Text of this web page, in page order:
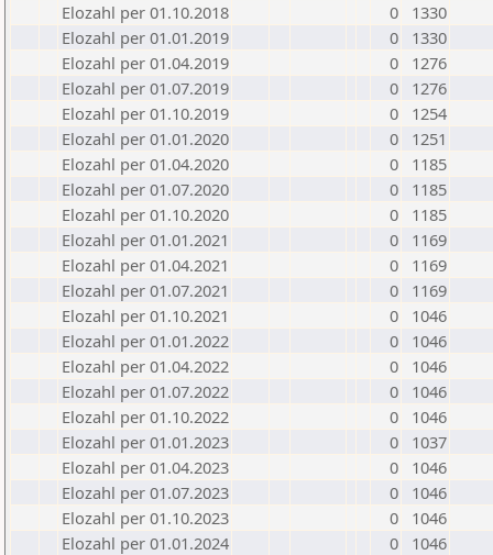
Elozahl per 01.10.2018
0
1330
Elozahl per 01.01.2019
0
1330
Elozahl per 01.04.2019
0
1276
Elozahl per 01.07.2019
0
1276
Elozahl per 01.10.2019
0
1254
Elozahl per 01.01.2020
0
1251
Elozahl per 01.04.2020
0
1185
Elozahl per 01.07.2020
0
1185
Elozahl per 01.10.2020
0
1185
Elozahl per 01.01.2021
0
1169
Elozahl per 01.04.2021
0
1169
Elozahl per 01.07.2021
0
1169
Elozahl per 01.10.2021
0
1046
Elozahl per 01.01.2022
0
1046
Elozahl per 01.04.2022
0
1046
Elozahl per 01.07.2022
0
1046
Elozahl per 01.10.2022
0
1046
Elozahl per 01.01.2023
0
1037
Elozahl per 01.04.2023
0
1046
Elozahl per 01.07.2023
0
1046
Elozahl per 01.10.2023
0
1046
Elozahl per 01.01.2024
0
1046